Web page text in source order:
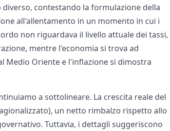
contestando la formulazione della
all'allentamento in un momento in cui i
non riguardava il livello attuale dei tassi,
mentre l'economia si trova ad
Medio Oriente e l'inflazione si dimostra
a sottolineare. La crescita reale del
un netto rimbalzo rispetto allo
Tuttavia, i dettagli suggeriscono